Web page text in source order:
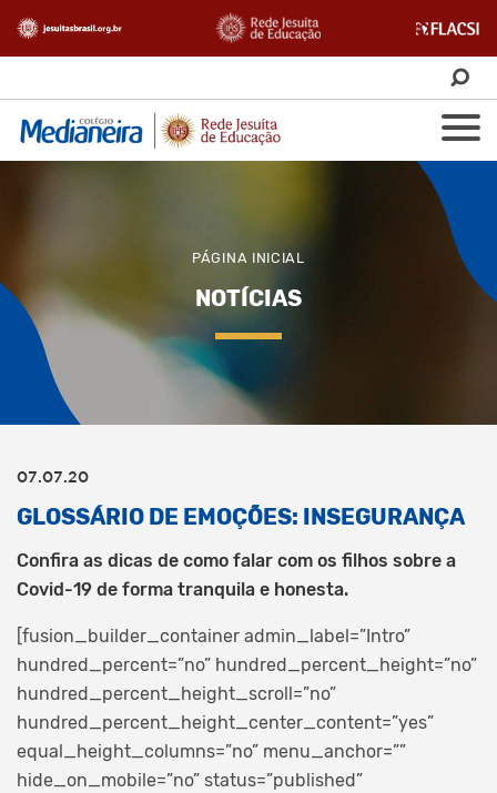
PÁGINA INICIAL
NOTÍCIAS
07.07.20
GLOSSÁRIO DE EMOÇÕES: INSEGURANÇA
Confira as dicas de como falar com os filhos sobre a
Covid-19 de forma tranquila e honesta.
[fusion_builder_container admin_label=”Intro”
hundred_percent=”no” hundred_percent_height=”no”
hundred_percent_height_scroll=”no”
hundred_percent_height_center_content=”yes”
equal_height_columns=”no” menu_anchor=””
hide_on_mobile=”no” status=”published”